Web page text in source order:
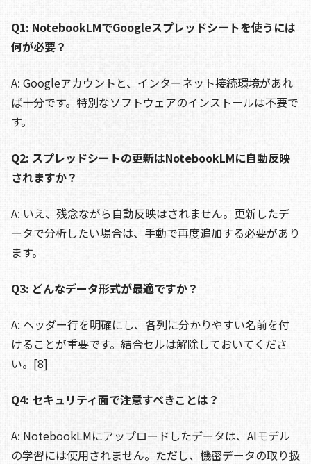
Q1: NotebookLMでGoogleスプレッドシートを使うには
何が必要？
A: Googleアカウントと、インターネット接続環境があれ
ば十分です。特別なソフトウェアのインストールは不要で
す。
Q2: スプレッドシートの更新はNotebookLMに自動反映
されますか？
A: いえ、残念ながら自動反映はされません。更新したデ
ータで分析したい場合は、手動で再度追加する必要があり
ます。
Q3: どんなデータ形式が最適ですか？
A: ヘッダー行を明確にし、各列に分かりやすい名前を付
けることが重要です。結合セルは解除しておいてくださ
い。[8]
Q4: セキュリティ面で注意すべきことは？
A: NotebookLMにアップロードしたデータは、AIモデル
の学習には使用されません。ただし、機密データの取り扱